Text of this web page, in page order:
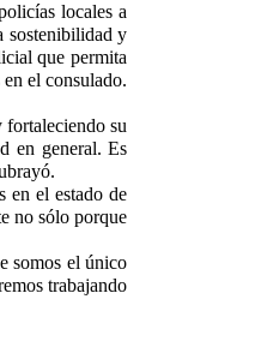
locales a
sostenibilidad y
que permita
el consulado.
fortaleciendo su
en general. Es
en el estado de
no sólo porque
somos el único
trabajando